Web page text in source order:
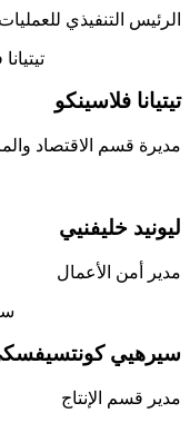
الرئيس التنفيذي للعمليات
تيتيانا فلاسينكو
مديرة قسم الاقتصاد
ليونيد خليفنيي
مدير أمن الأعمال
سيرهيي
مدير قسم الإنتاج